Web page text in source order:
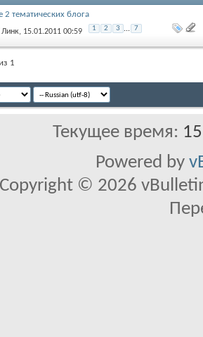
2 тематических блога
Линк, 15.01.2011 00:59 1 2 3 ... 7
1
Текущее время:
Powered by
Copyright © 2026